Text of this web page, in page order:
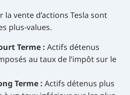
vente d’actions Tesla sont
plus-values.
Terme : Actifs détenus
au taux de l’impôt sur le
Terme : Actifs détenus plus